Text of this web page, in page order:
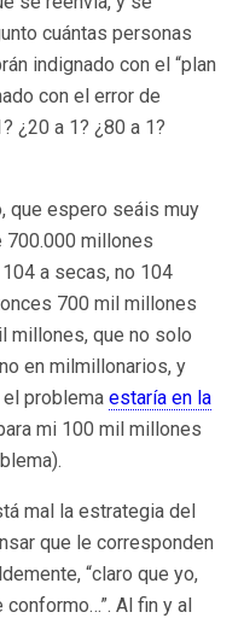
cuántas personas
indignado con el “plan
con el error de
¿20 a 1? ¿80 a 1?
que espero seáis muy
700.000 millones
a secas, no 104
700 mil millones
millones, que no solo
en milmillonarios, y
problema estaría en la
mi 100 mil millones
mal la estrategia del
que le corresponden
“claro que yo,
Al fin y al